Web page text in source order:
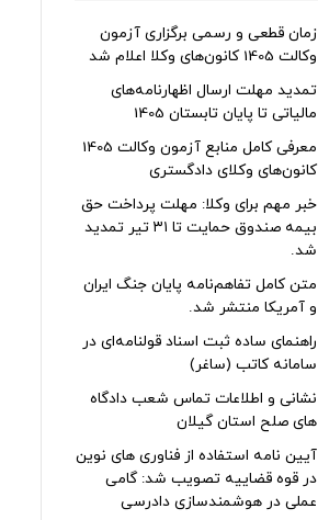
زمان قطعی و رسمی برگزاری آزمون
وکالت 1405 کانون‌های وکلا اعلام شد
تمدید مهلت ارسال اظهارنامه‌های
مالیاتی تا پایان تابستان 1405
معرفی کامل منابع آزمون وکالت 1405
کانون‌های وکلای دادگستری
خبر مهم برای وکلا: مهلت پرداخت حق
بیمه صندوق حمایت تا ۳۱ تیر تمدید
شد.
متن کامل تفاهم‌نامه پایان جنگ ایران
و آمریکا منتشر شد.
راهنمای ساده ثبت اسناد قولنامه‌ای در
سامانه کاتب (ساغر)
نشانی و اطلاعات تماس شعب دادگاه
های صلح استان گیلان
آیین نامه استفاده از فناوری های نوین
در قوه قضاییه تصویب شد: گامی
عملی در هوشمندسازی دادرسی